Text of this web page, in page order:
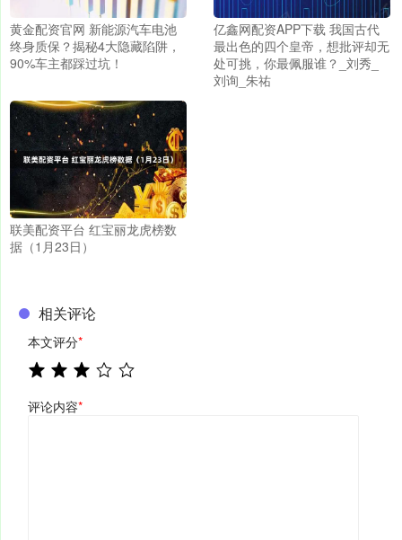
黄金配资官网 新能源汽车电池
终身质保？揭秘4大隐藏陷阱，
90%车主都踩过坑！
亿鑫网配资APP下载 我国古代
最出色的四个皇帝，想批评却无
处可挑，你最佩服谁？_刘秀_
刘询_朱祐
联美配资平台 红宝丽龙虎榜数
据（1月23日）
相关评论
本文评分*
评论内容*